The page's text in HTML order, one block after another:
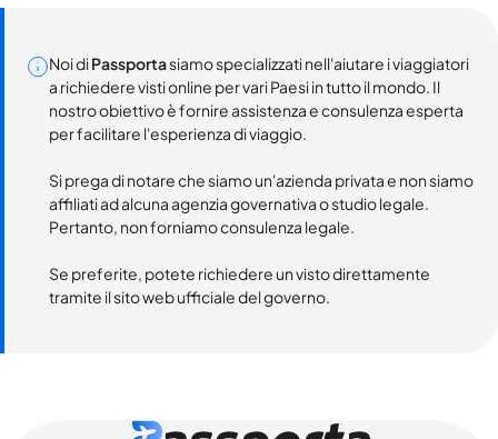
Noi diPassportasiamo specializzati nell'aiutare i viaggiatori
a richiedere visti online per vari Paesi in tutto il mondo. Il
nostro obiettivo è fornire assistenza e consulenza esperta
per facilitare l'esperienza di viaggio.
Si prega di notare che siamo un'azienda privata e non siamo
affiliati ad alcuna agenzia governativa o studio legale.
Pertanto, non forniamo consulenza legale.
Se preferite, potete richiedere un visto direttamente
tramite il sito web ufficiale del governo.